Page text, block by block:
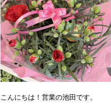
こんにちは！営業の池田です。